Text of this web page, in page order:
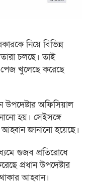
নিয়ে বিভিন্ন
চলছে। তাই
খুলেছে করেছে
উপদেষ্টার অফিসিয়াল
হয়। সেইসঙ্গে
জানানো হয়েছে।
গুজব প্রতিরোধে
প্রধান উপদেষ্টার
আহ্বান।